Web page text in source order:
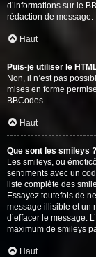
d’informations sur le
rédaction de message.
Haut
Puis-je utiliser le
Non, il n’est pas
mises en forme
BBCodes.
Haut
Que sont les smileys ?
Les smileys, ou
sentiments avec un
liste complète des
Essayez toutefois de
message illisible et un
d’effacer le message.
maximum de smileys
Haut